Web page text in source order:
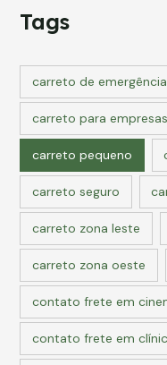
Tags
carreto de emergência
carreto para empresas
carreto pequeno
carreto seguro
carreto zona leste
carreto zona oeste
contato frete em
contato frete em